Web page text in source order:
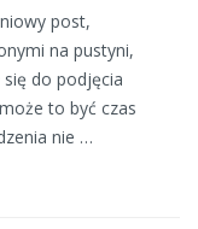
post,
na pustyni,
do podjęcia
to być czas
nie …